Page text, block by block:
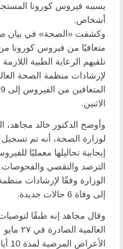
أشخاص.
متعافيًا من فيروس كورونا
تلقيهم الرعاية الطبية
لإرشادات منظمة الصحة
الاثنين.
وأوضح الدكتور خالد
إيجابية تحاليلها معمليًا
الترصد والتقصي والفحوصات
الوزارة وفقًا لإرشادات منظمة
إلى وفاة 6 حالات جديدة.
وقال مجاهد إنه طبقًا